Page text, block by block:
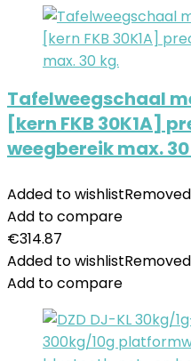
Tafelweegschaal
[kern FKB 30K1A]
weegbereik max.
Added to wishlist
Add to compare
€314.87
Added to wishlist
Add to compare